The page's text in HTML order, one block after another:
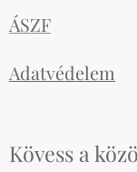
ÁSZF
Adatvédelem
Kövess a